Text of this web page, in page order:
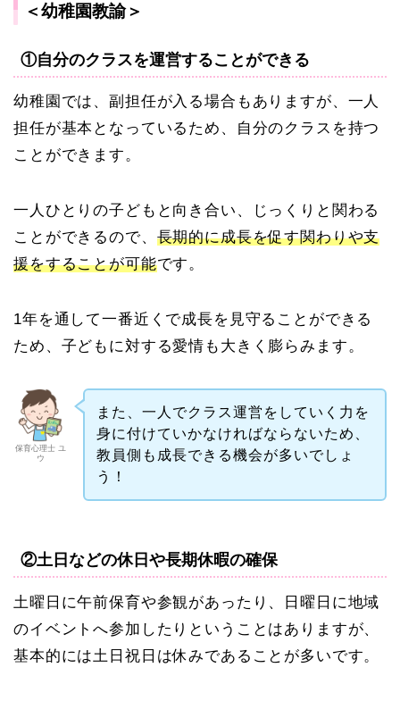
＜幼稚園教諭＞
①自分のクラスを運営することができる
幼稚園では、副担任が入る場合もありますが、一人
担任が基本となっているため、自分のクラスを持つ
ことができます。
一人ひとりの子どもと向き合い、じっくりと関わる
ことができるので、 長期的に成長を促す関わりや支
援をすることが可能です。
1年を通して一番近くで成長を見守ることができる
ため、子どもに対する愛情も大きく膨らみます。
保育心理士 ユ
ウ
また、一人でクラス運営をしていく力を
身に付けていかなければならないため、
教員側も成長できる機会が多いでしょ
う！
②土日などの休日や長期休暇の確保
土曜日に午前保育や参観があったり、日曜日に地域
のイベントへ参加したりということはありますが、
基本的には土日祝日は休みであることが多いです。